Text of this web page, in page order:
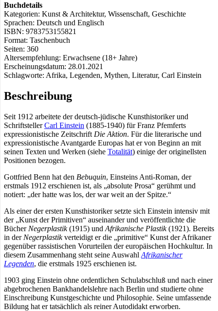
Buchdetails
Kategorien: Kunst & Architektur, Wissenschaft, Geschichte
Sprachen: Deutsch und Englisch
ISBN: 9783753155821
Format: Taschenbuch
Seiten: 360
Altersempfehlung: Erwachsene (18+ Jahre)
Erscheinungsdatum: 28.01.2021
Schlagworte: Afrika, Legenden, Mythen, Literatur, Carl Einstein
Beschreibung
Seit 1912 arbeitete der deutsch-jüdische Kunsthistoriker und
SchriftstellerCarl Einstein (1885-1940) für Franz Pfemferts
expressionistische Zeitschrift Die Aktion. Für die literarische und
expressionistische Avantgarde Europas hat er von Beginn an mit
seinen Texten und Werken (siehe Totalität) einige der originellsten
Positionen bezogen.
Gottfried Benn hat den Bebuquin, Einsteins Anti-Roman, der
erstmals 1912 erschienen ist, als „absolute Prosa“ gerühmt und
notiert: „der hatte was los, der war weit an der Spitze.“
Als einer der ersten Kunsthistoriker setzte sich Einstein intensiv mit
der „Kunst der Primitiven“ auseinander und veröffentlichte die
Bücher Negerplastik(1915) und Afrikanische Plastik(1921). Bereits
in der Negerplastikverteidigt er die „primitive“ Kunst der Afrikaner
gegenüber rassistischen Vorurteilen der europäischen Hochkultur. In
diesem Zusammenhang steht seine Auswahl Afrikanischer
Legenden, die erstmals 1925 erschienen ist.
1903 ging Einstein ohne ordentlichen Schulabschluß und nach einer
abgebrochenen Bankhandelslehre nach Berlin und studierte ohne
Einschreibung Kunstgeschichte und Philosophie. Seine umfassende
Bildung hat er tatsächlich als reiner Autodidakt erworben.